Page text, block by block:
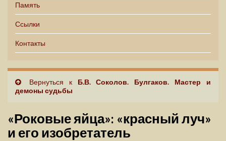
Память
Ссылки
Контакты
Вернуться к Б.В. Соколов. Булгаков. Мастер и
демоны судьбы
«Роковые яйца»: «красный луч»
и его изобретатель